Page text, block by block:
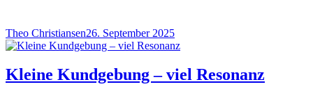
Theo Christiansen26. September 2025
Kleine Kundgebung – viel Resonanz